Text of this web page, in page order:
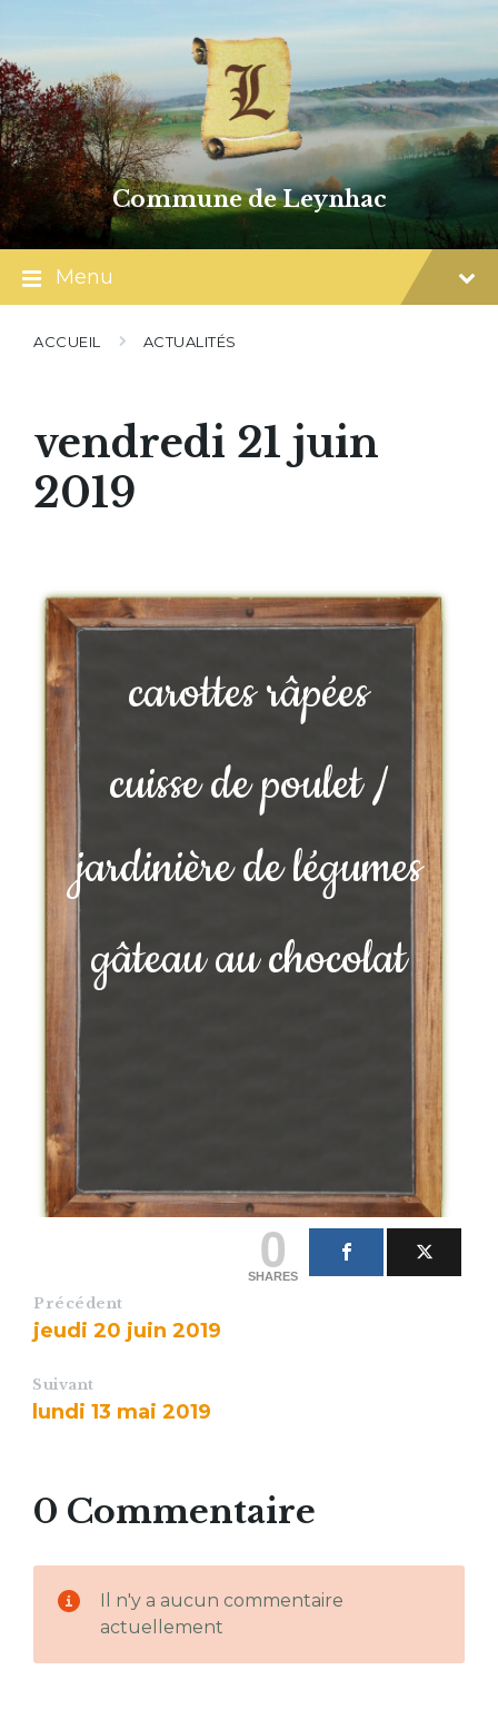
content
main
navigation
footer
Commune de Leynhac
Menu
ACCUEIL ACTUALITÉS
vendredi 21 juin
2019
carottes râpées
cuisse de poulet /
jardinière de légumes
gâteau au chocolat
0
SHARES
Précédent
jeudi 20 juin 2019
Suivant
lundi 13 mai 2019
0 Commentaire
Il n'y a aucun commentaire
actuellement